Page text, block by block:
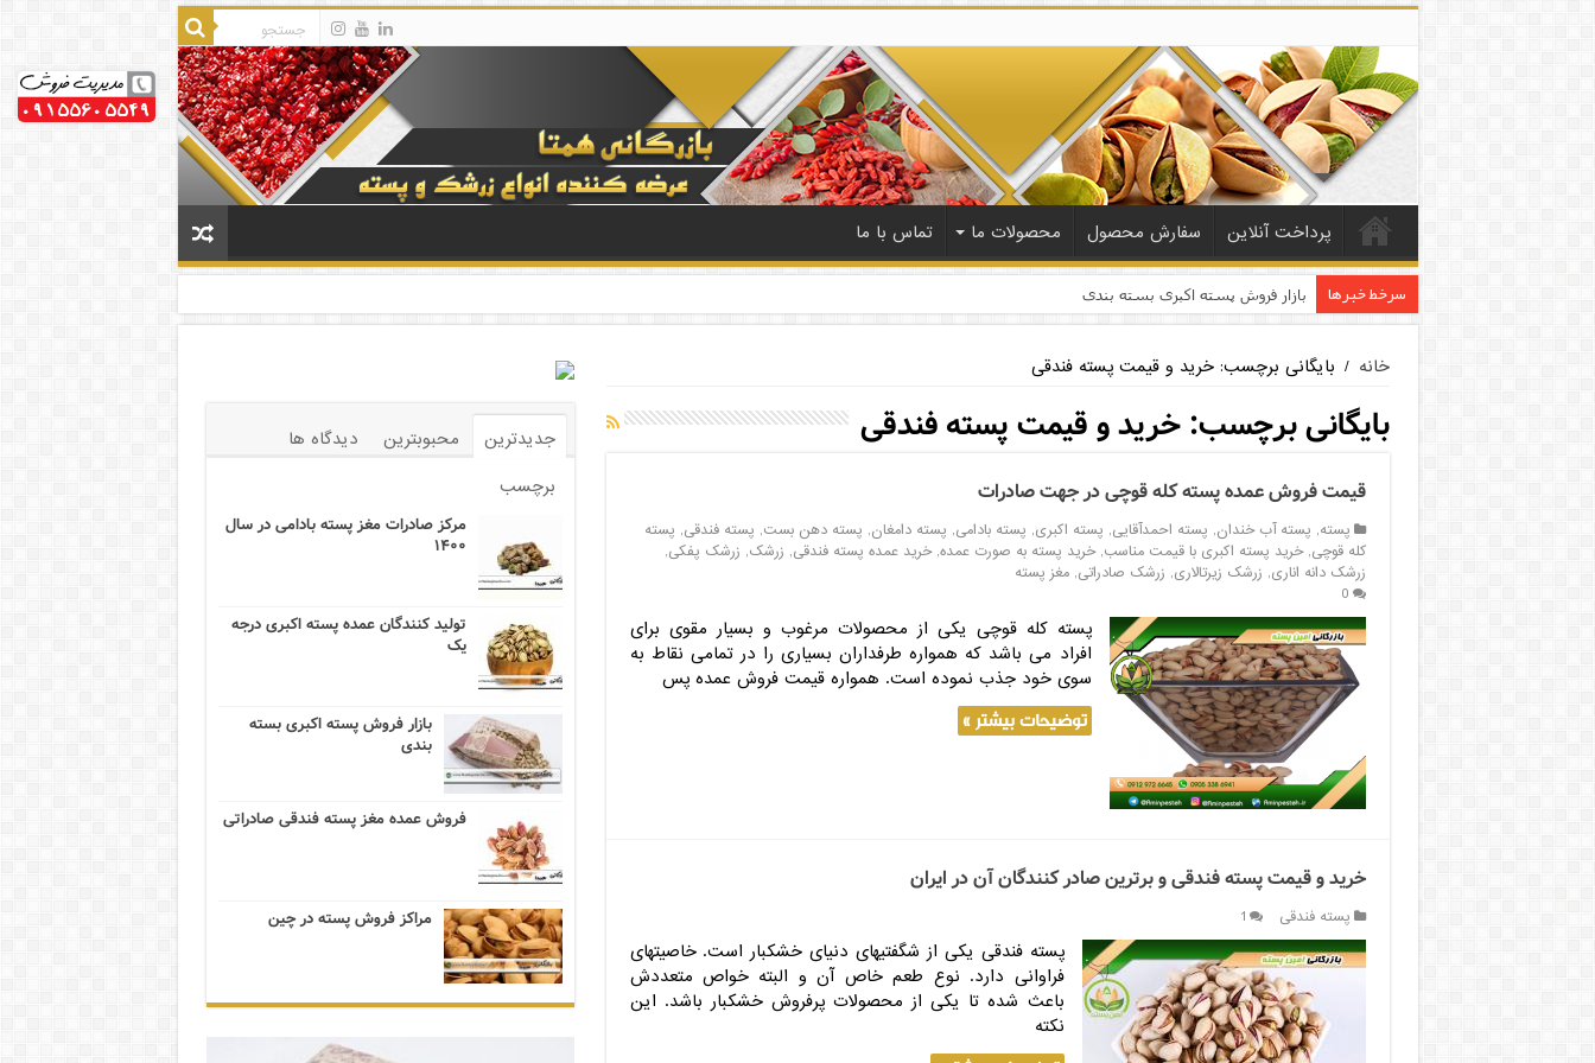
پرداخت آنلاین سفارش محصول محصولات ما تماس با ما
سرخط خبرها بازار فروش پسته اکبری بسته بندی
خانه / بایگانی برچسب: خرید و قیمت پسته فندقی
بایگانی برچسب:خرید و قیمت پسته فندقی
قیمت فروش عمده پسته کله قوچی در جهت صادرات
پسته, پسته آب خندان, پسته احمدآقایی, پسته اکبری, پسته بادامی, پسته دامغان, پسته دهن بست, پسته فندقی, پسته
کله قوچی,خرید پسته اکبری با قیمت مناسب,خرید پسته به صورت عمده,خرید عمده پسته فندقی, زرشک, زرشک پفکی,
زرشک دانه اناری, زرشک زیرتالاری, زرشک صادراتی,مغز پسته
0
پسته کله قوچی یکی از محصولات مرغوب و بسیار مقوی برای
افراد می باشد که همواره طرفداران بسیاری را در تمامی نقاط به
سوی خود جذب نموده است. همواره قیمت فروش عمده پس
توضیحات بیشتر »
خرید و قیمت پسته فندقی و برترین صادر کنندگان آن در ایران
پسته فندقی 1
پسته فندقی یکی از شگفتی‎های دنیای خشکبار است. خاصیت‎های
فراوانی دارد. نوع طعم خاص آن و البته خواص متعددش
باعث شده تا یکی از محصولات پرفروش خشکبار باشد. این
نکته
جدیدترین محبوبترین
دیدگاه ها
برچسب
مرکز صادرات مغز پسته بادامی در سال
۱۴۰۰
تولید کنندگان عمده پسته اکبری درجه
یک
بازار فروش پسته اکبری بسته
بندی
فروش عمده مغز پسته فندقی صادراتی
مراکز فروش پسته در چین